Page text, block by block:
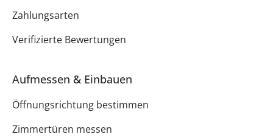
Zahlungsarten
Verifizierte Bewertungen
Aufmessen & Einbauen
Öffnungsrichtung bestimmen
Zimmertüren messen